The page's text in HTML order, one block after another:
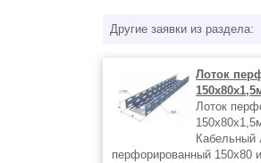
Другие заявки из раздела:
Лоток
Лоток
Кабельный
перфорированный 150х80